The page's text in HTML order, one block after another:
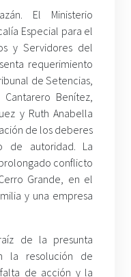
El Ministerio
Especial para el
y Servidores del
requerimiento
de Setencias,
Benítez,
y Ruth Anabella
de los deberes
de autoridad. La
conflicto
Grande, en el
y una empresa
de la presunta
la resolución de
de acción y la